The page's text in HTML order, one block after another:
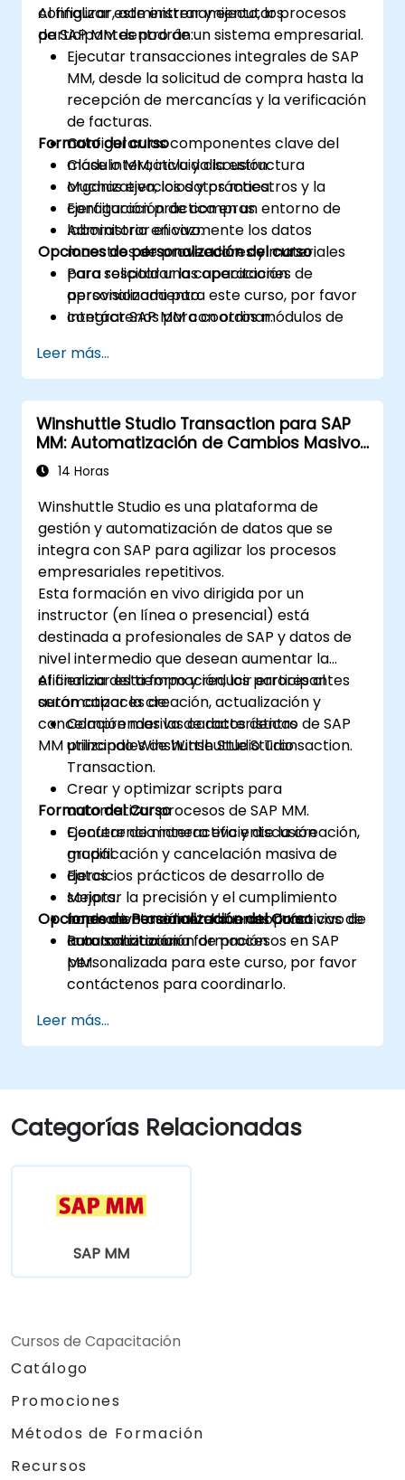
configurar, administrar y ejecutar procesos
de SAP MM dentro de un sistema empresarial.
Al finalizar este entrenamiento, los
participantes podrán:
Ejecutar transacciones integrales de SAP
MM, desde la solicitud de compra hasta la
recepción de mercancías y la verificación
de facturas.
Configurar los componentes clave del
módulo MM, incluida la estructura
organizativa, los datos maestros y la
configuración de compras.
Administrar eficazmente los datos
maestros de proveedores y materiales
para respaldar las operaciones de
aprovisionamiento.
Integrar SAP MM con otros módulos de
empresariales de manera completa.
Formato del curso
Clase interactiva y discusión.
Muchas ejercicios y práctica.
Ejercitación práctica en un entorno de
laboratorio en vivo.
Opciones de personalización del curso
Para solicitar una capacitación
personalizada para este curso, por favor
contáctenos para coordinar.
Leer más...
Winshuttle Studio Transaction para SAP
MM: Automatización de Cambios Masivos
de Datos
14 Horas
Winshuttle Studio es una plataforma de
gestión y automatización de datos que se
integra con SAP para agilizar los procesos
empresariales repetitivos.
Esta formación en vivo dirigida por un
instructor (en línea o presencial) está
destinada a profesionales de SAP y datos de
nivel intermedio que desean aumentar la
eficiencia del tiempo y reducir errores al
automatizar la creación, actualización y
cancelación masiva de datos dentro de SAP
MM utilizando Winshuttle Studio Transaction.
Al finalizar esta formación, los participantes
serán capaces de:
Comprender las características
principales de Winshuttle Studio
Transaction.
Crear y optimizar scripts para
automatizar procesos de SAP MM.
Ejecutar de manera eficiente la creación,
modificación y cancelación masiva de
datos.
Mejorar la precisión y el cumplimiento
normativo mediante buenas prácticas de
automatización.
Formato del Curso
Conferencia interactiva y discusión
grupal.
Ejercicios prácticos de desarrollo de
scripts.
Implementación en laboratorio en vivo de
la automatización de procesos en SAP
MM.
Opciones de Personalización del Curso
Para solicitar una formación
personalizada para este curso, por favor
contáctenos para coordinarlo.
Leer más...
Categorías Relacionadas
SAP MM
Cursos de Capacitación
Catálogo
Promociones
Métodos de Formación
Recursos